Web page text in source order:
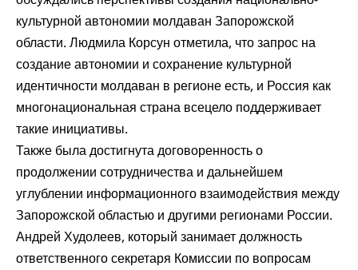
культурной автономии молдаван Запорожской
области. Людмила Корсун отметила, что запрос на
создание автономии и сохранение культурной
идентичности молдаван в регионе есть, и Россия как
многонациональная страна всецело поддерживает
такие инициативы.
Также была достигнута договоренность о
продолжении сотрудничества и дальнейшем
углублении информационного взаимодействия между
Запорожской областью и другими регионами России.
Андрей Худолеев, который занимает должность
ответственного секретаря Комиссии по вопросам